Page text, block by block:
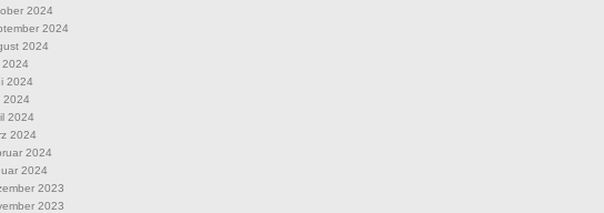
2024
2024
2024
2024
2024
2024
2024
2024
2024
2024
2023
2023